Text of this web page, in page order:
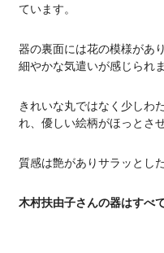
ています。
器の裏面には花の模様があ
細やかな気遣いが感じられま
きれいな丸ではなく少しわ
れ、優しい絵柄がほっとさ
質感は艶がありサラッとし
木村扶由子さんの器はすべ